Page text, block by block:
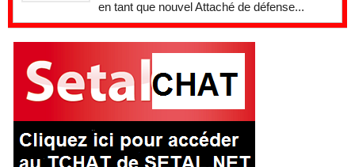
en tant que nouvel Attaché de défense...